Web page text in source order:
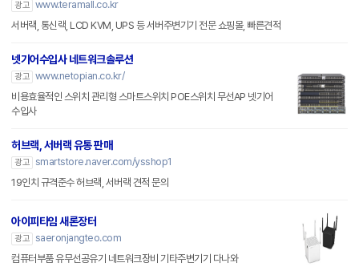
광고 www.teramall.co.kr
서버랙, 통신랙, LCD KVM, UPS 등 서버주변기기 전문 쇼핑몰, 빠른견적
넷기어수입사 네트워크솔루션
광고 www.netopian.co.kr/
비용효율적인 스위치 관리형 스마트스위치 POE스위치 무선AP 넷기어
수입사
허브랙, 서버랙 유통 판매
광고 smartstore.naver.com/ysshop1
19인치 규격준수 허브랙, 서버랙 견적 문의
아이피타임 새론장터
광고 saeronjangteo.com
컴퓨터부품 유무선공유기 네트워크장비 기타주변기기 다나와